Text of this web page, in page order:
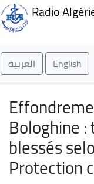
Radio
العربية English
Bologhine
blessés
Protection